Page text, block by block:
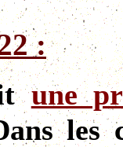
:
une
les